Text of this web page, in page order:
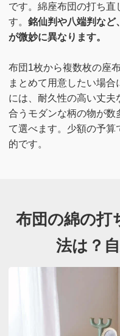
です。綿座布団の打ち
す。 銘仙判や八端判など
が微妙に異なります。
布団1枚から複数枚の座
まとめて用意したい場
には、耐久性の高い丈夫
合うモダンな柄の物が数
て選べます。少額の予算
的です。
布団の綿の打
法は？